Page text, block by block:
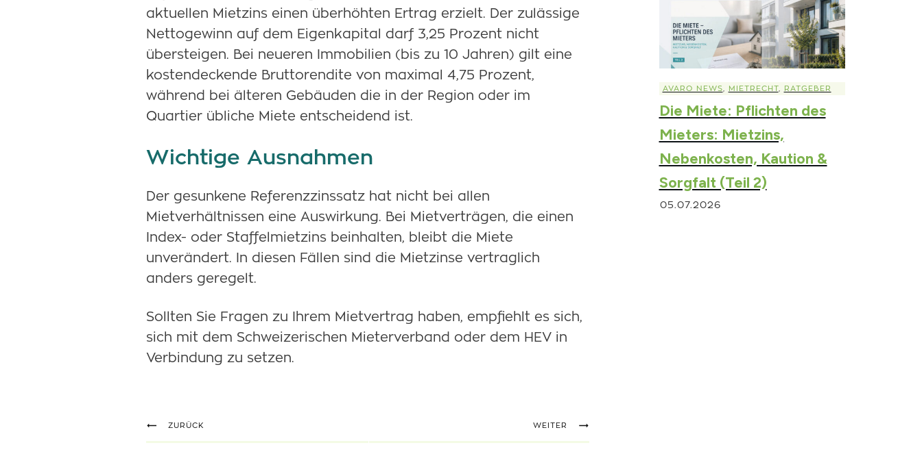
aktuellen Mietzins einen überhöhten Ertrag erzielt. Der zulässige
Nettogewinn auf dem Eigenkapital darf 3,25 Prozent nicht
übersteigen. Bei neueren Immobilien (bis zu 10 Jahren) gilt eine
kostendeckende Bruttorendite von maximal 4,75 Prozent,
während bei älteren Gebäuden die in der Region oder im
Quartier übliche Miete entscheidend ist.
Wichtige Ausnahmen
Der gesunkene Referenzzinssatz hat nicht bei allen
Mietverhältnissen eine Auswirkung. Bei Mietverträgen, die einen
Index- oder Staffelmietzins beinhalten, bleibt die Miete
unverändert. In diesen Fällen sind die Mietzinse vertraglich
anders geregelt.
Sollten Sie Fragen zu Ihrem Mietvertrag haben, empfiehlt es sich,
sich mit dem Schweizerischen Mieterverband oder dem HEV in
Verbindung zu setzen.
ZURÜCK WEITER
AVARO NEWS MIETRECHT, RATGEBER
Die Miete: Pflichten des
Mieters: Mietzins,
Nebenkosten, Kaution &
Sorgfalt (Teil 2)
05.07.2026